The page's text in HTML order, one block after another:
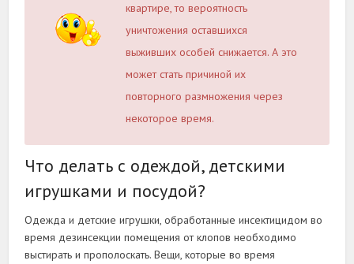
квартире, то вероятность
уничтожения оставшихся
выживших особей снижается. А это
может стать причиной их
повторного размножения через
некоторое время.
Что делать с одеждой, детскими
игрушками и посудой?
Одежда и детские игрушки, обработанные инсектицидом во
время дезинсекции помещения от клопов необходимо
выстирать и прополоскать. Вещи, которые во время